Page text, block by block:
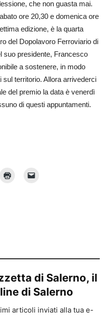
che non guasta mai.
ore 20,30 e domenica ore
edizione, è la quarta
del Dopolavoro Ferroviario di
suo presidente, Francesco
a sostenere, in modo
territorio. Allora arrivederci
del premio la data è venerdì
di questi appuntamenti.
di Salerno, il
di Salerno
articoli inviati alla tua e-